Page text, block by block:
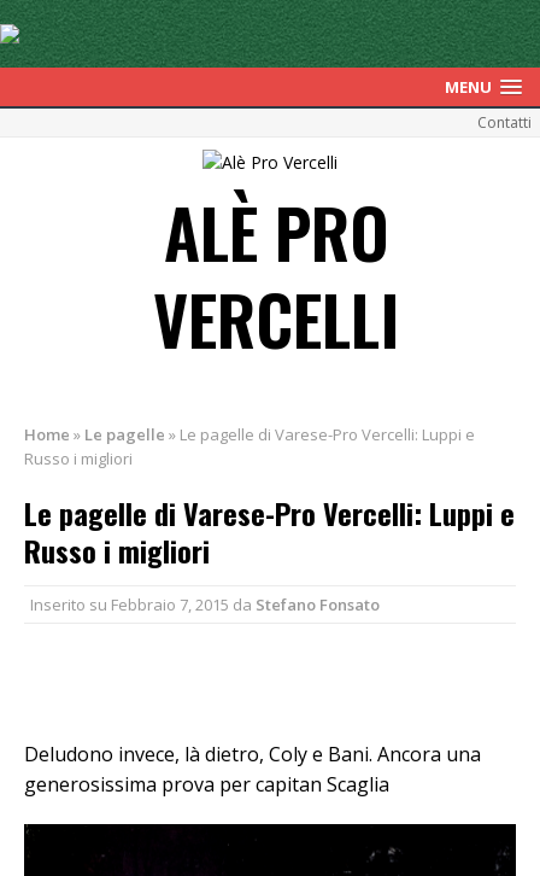
MENU
Contatti
ALÈ PRO
VERCELLI
Home » Le pagelle » Le pagelle di Varese-Pro Vercelli: Luppi e
Russo i migliori
Le pagelle di Varese-Pro Vercelli: Luppi e
Russo i migliori
Inserito su Febbraio 7, 2015 da Stefano Fonsato
Deludono invece, là dietro, Coly e Bani. Ancora una
generosissima prova per capitan Scaglia